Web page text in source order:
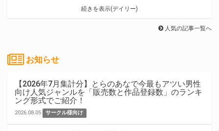
続きを表示(デイリー)
人気の記事一覧へ
お知らせ
【2026年7月集計分】とらのあなで今最もアツい男性
向け人気ジャンルを「販売数と作品登録数」のランキ
ング形式でご紹介！
2026.08.05 サークル様向け